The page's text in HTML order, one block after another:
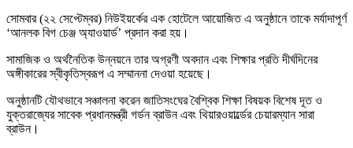
সোমবার (২২ সেপ্টেম্বর) নিউইয়র্কের এক হোটেলে আয়োজিত এ অনুষ্ঠানে তাকে মর্যাদাপূর্ণ
‘আনলক বিগ চেঞ্জ অ্যাওয়ার্ড’ প্রদান করা হয়।
সামাজিক ও অর্থনৈতিক উন্নয়নে তার অগ্রণী অবদান এবং শিক্ষার প্রতি দীর্ঘদিনের
অঙ্গীকারের স্বীকৃতিস্বরূপ এ সম্মাননা দেওয়া হয়েছে।
অনুষ্ঠানটি যৌথভাবে সঞ্চালনা করেন জাতিসংঘের বৈশ্বিক শিক্ষা বিষয়ক বিশেষ দূত ও
যুক্তরাজ্যের সাবেক প্রধানমন্ত্রী গর্ডন ব্রাউন এবং থিয়ারওয়ার্ল্ডের চেয়ারম্যান সারা
ব্রাউন।